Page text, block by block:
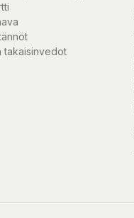
takaisinvedot